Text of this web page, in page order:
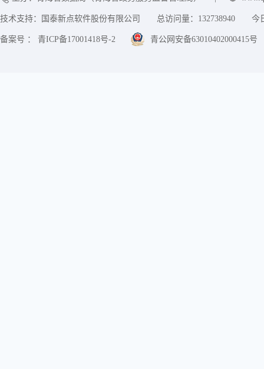
技术支持：国泰新点软件股份有限公司 总访问量： 132738940 今
备案号 ： 青ICP备17001418号-2 青公网安备63010402000415号